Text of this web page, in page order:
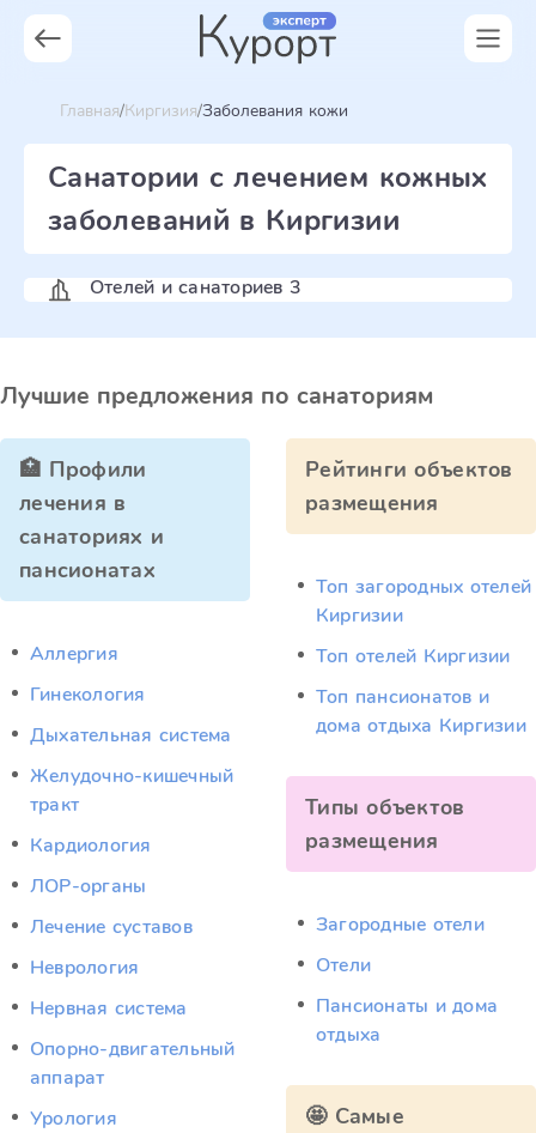
Главная Киргизия Заболевания кожи
Санатории с лечением кожных
заболеваний в Киргизии
Отелей и санаториев 3
Лучшие предложения по санаториям
🏥 Профили
лечения в
санаториях и
пансионатах
Аллергия
Гинекология
Дыхательная система
Желудочно-кишечный
тракт
Кардиология
ЛОР-органы
Лечение суставов
Неврология
Нервная система
Опорно-двигательный
аппарат
Урология
Рейтинги объектов
размещения
Топ загородных отелей
Киргизии
Топ отелей Киргизии
Топ пансионатов и
дома отдыха Киргизии
Типы объектов
размещения
Загородные отели
Отели
Пансионаты и дома
отдыха
🤩 Самые